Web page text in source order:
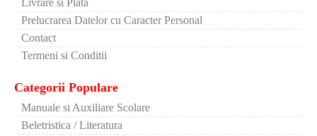
Livrare si Plata
Prelucrarea Datelor cu Caracter Personal
Contact
Termeni si Conditii
Categorii Populare
Manuale si Auxiliare Scolare
Beletristica / Literatura